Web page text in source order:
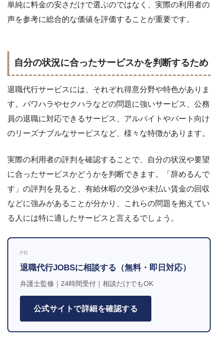
単純に料金の安さだけで選ぶのではなく、実際の利用者の
声を参考に総合的な価値を評価することが重要です。
自分の状況に合ったサービスかを判断するため
退職代行サービスには、それぞれ得意分野や特色がありま
す。パワハラやセクハラなどの問題に強いサービス、公務
員の退職に対応できるサービス、アルバイトやパート向け
のリーズナブルなサービスなど、様々な特徴があります。
実際の利用者の評判を確認することで、自分の状況や要望
に合ったサービスかどうかを判断できます。「辞めるんで
す」の評判を見ると、有給休暇の交渉や未払い賃金の回収
などに強みがあることが分かり、これらの問題を抱えてい
る人には特に適したサービスと言えるでしょう。
PR
退職代行JOBSに相談する（無料・即日対応）
弁護士監修｜24時間受付｜相談だけでもOK
公式サイトで詳細を確認する